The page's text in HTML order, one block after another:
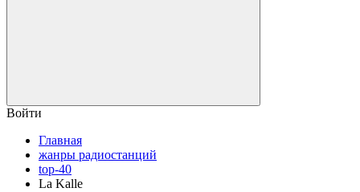
Войти
Главная
жанры радиостанций
top-40
La Kalle